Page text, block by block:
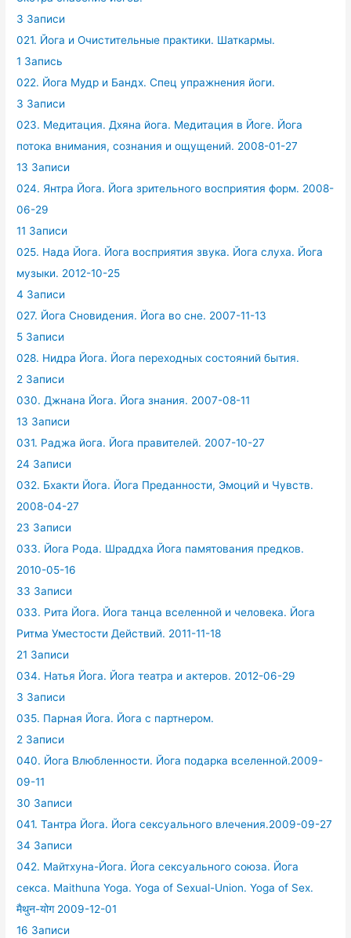
3 Записи
021. Йога и Очистительные практики. Шаткармы.
1 Запись
022. Йога Мудр и Бандх. Спец упражнения йоги.
3 Записи
023. Медитация. Дхяна йога. Медитация в Йоге. Йога
потока внимания, сознания и ощущений. 2008-01-27
13 Записи
024. Янтра Йога. Йога зрительного восприятия форм. 2008-
06-29
11 Записи
025. Нада Йога. Йога восприятия звука. Йога слуха. Йога
музыки. 2012-10-25
4 Записи
027. Йога Сновидения. Йога во сне. 2007-11-13
5 Записи
028. Нидра Йога. Йога переходных состояний бытия.
2 Записи
030. Джнана Йога. Йога знания. 2007-08-11
13 Записи
031. Раджа йога. Йога правителей. 2007-10-27
24 Записи
032. Бхакти Йога. Йога Преданности, Эмоций и Чувств.
2008-04-27
23 Записи
033. Йога Рода. Шраддха Йога памятования предков.
2010-05-16
33 Записи
033. Рита Йога. Йога танца вселенной и человека. Йога
Ритма Уместости Действий. 2011-11-18
21 Записи
034. Натья Йога. Йога театра и актеров. 2012-06-29
3 Записи
035. Парная Йога. Йога с партнером.
2 Записи
040. Йога Влюбленности. Йога подарка вселенной.2009-
09-11
30 Записи
041. Тантра Йога. Йога сексуального влечения.2009-09-27
34 Записи
042. Майтхуна-Йога. Йога сексуального союза. Йога
секса. Maithuna Yoga. Yoga of Sexual-Union. Yoga of Sex.
मैथुन-योग 2009-12-01
16 Записи